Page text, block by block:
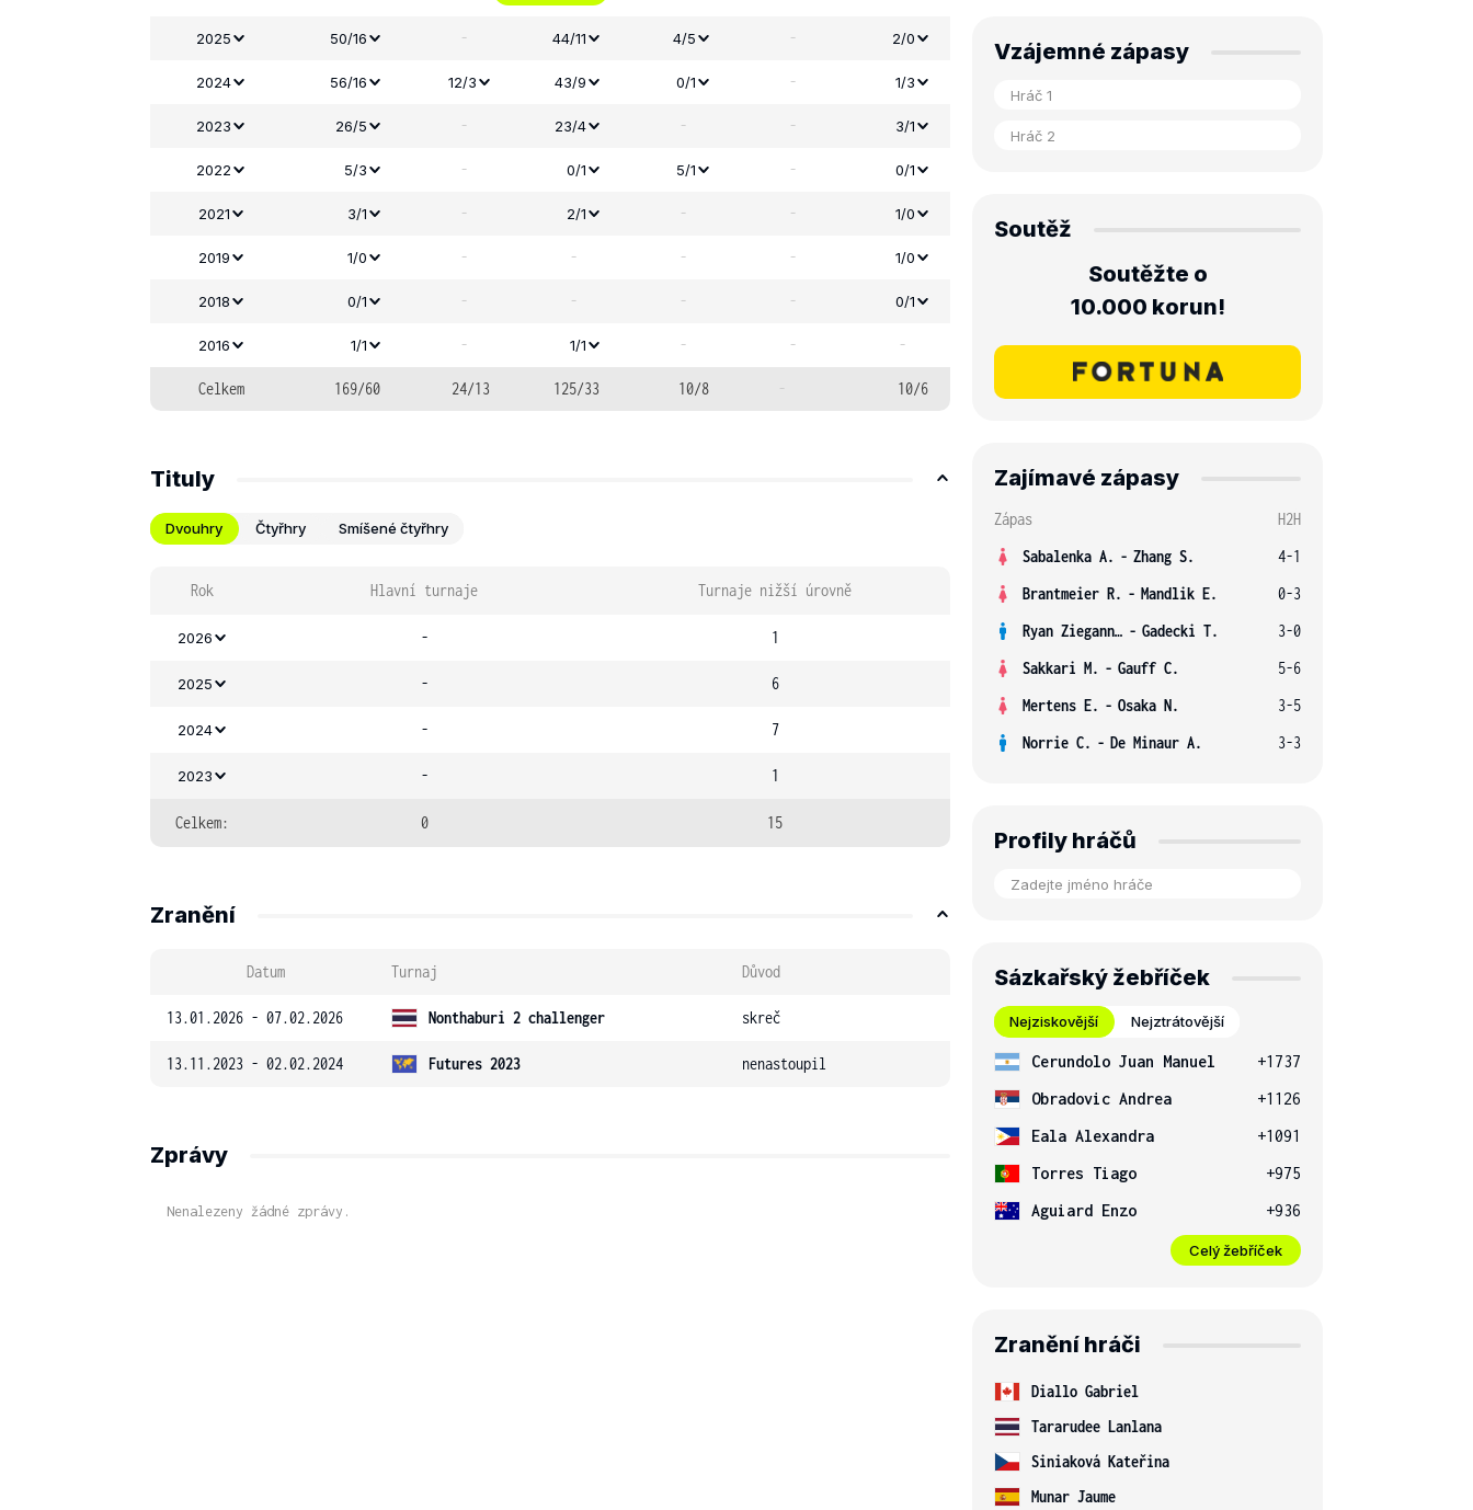
2025 50/16 - 44/11 4/5 - 2/0
2024 56/16 12/3 43/9 0/1 - 1/3
2023 26/5 - 23/4 - - 3/1
2022 5/3 - 0/1 5/1 - 0/1
2021 3/1 - 2/1 - - 1/0
2019 1/0 - - - - 1/0
2018 0/1 - - - - 0/1
2016 1/1 - 1/1 - - -
Celkem 169/60 24/13 125/33 10/8 - 10/6
Tituly
Dvouhry Čtyřhry Smíšené čtyřhry
Rok Hlavní turnaje Turnaje nižší úrovně
2026 - 1
2025 - 6
2024 - 7
2023 - 1
Celkem: 0 15
Zranění
Datum Turnaj Důvod
13.01.2026 - 07.02.2026 Nonthaburi 2 challenger skreč
13.11.2023 - 02.02.2024 Futures 2023 nenastoupil
Zprávy
Nenalezeny žádné zprávy.
Vzájemné zápasy
Soutěž
Soutěžte o
10.000 korun!
Zajímavé zápasy
Zápas
H2H
Sabalenka A. - Zhang S.
4-1
Brantmeier R. - Mandlik E.
0-3
Ryan Ziegann S. - Gadecki T.
3-0
Sakkari M. - Gauff C.
5-6
Mertens E. - Osaka N.
3-5
Norrie C. - De Minaur A. 3-3
Profily hráčů
Sázkařský žebříček
Nejziskovější Nejztrátovější
Cerundolo Juan Manuel
+1737
Obradovic Andrea
+1126
Eala Alexandra
+1091
Torres Tiago
+975
Aguiard Enzo
+936
Celý žebříček
Zranění hráči
Diallo Gabriel
Tararudee Lanlana
Siniaková Kateřina
Munar Jaume